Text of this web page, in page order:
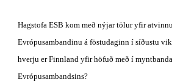
Hagstofa ESB kom með nýjar tölur yfir
Evrópusambandinu á föstudaginn í síðustu
hverju er Finnland yfir höfuð með í
Evrópusambandsins?